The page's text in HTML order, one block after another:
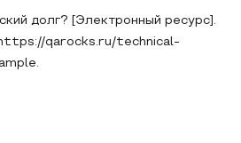
долг? [Электронный ресурс].
qarocks.ru/technical-